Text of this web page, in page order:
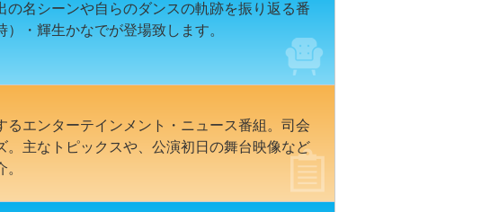
の名シーンや自らのダンスの軌跡を振り返る番
・輝生かなでが登場致します。
るエンターテインメント・ニュース番組。司会
。主なトピックスや、公演初日の舞台映像など